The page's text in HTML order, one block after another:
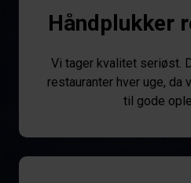
Håndplukker
Vi tager kvalitet seriøst.
restauranter hver uge, da
til gode